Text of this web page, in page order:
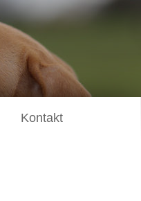
Kontakt